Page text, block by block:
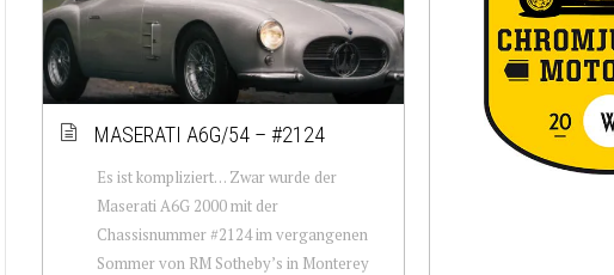
MASERATI A6G/54 – #2124
Es ist kompliziert… Zwar wurde der
Maserati A6G 2000 mit der
Chassisnummer #2124 im vergangenen
Sommer von RM Sotheby’s in Monterey